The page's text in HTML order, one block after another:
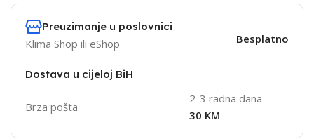
Preuzimanje u poslovnici
Klima Shop ili eShop Besplatno
Dostava u cijeloj BiH
Brza pošta
2-3 radna dana
30 KM